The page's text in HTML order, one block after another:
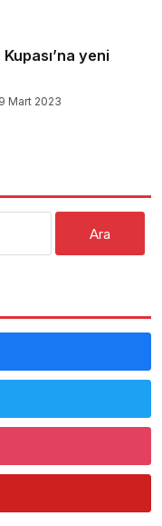
yeni
Mart 2023